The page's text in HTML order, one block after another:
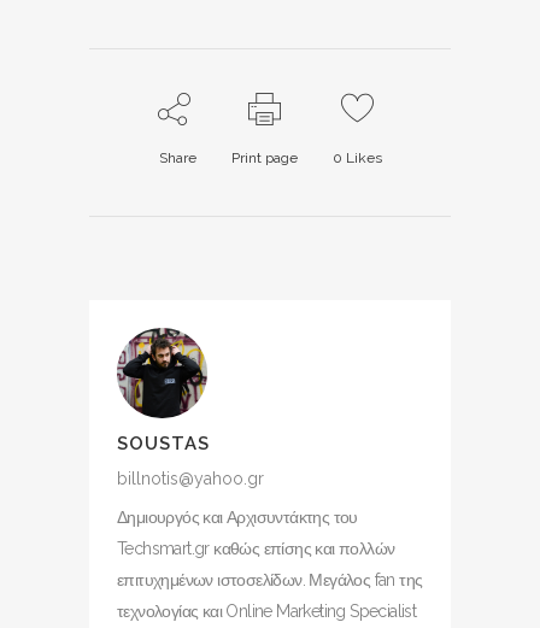
Share Print page 0 Likes
SOUSTAS
billnotis@yahoo.gr
Δημιουργός και Αρχισυντάκτης του
Techsmart.gr καθώς επίσης και πολλών
επιτυχημένων ιστοσελίδων. Μεγάλος fan της
τεχνολογίας και Online Marketing Specialist